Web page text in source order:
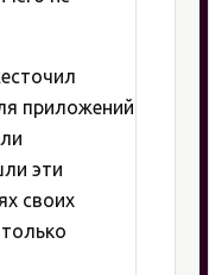
приложений
эти
своих